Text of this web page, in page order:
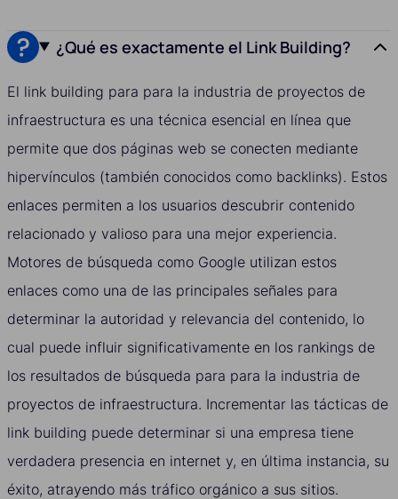
¿Qué es exactamente el Link Building?
El link building para para la industria de proyectos de
infraestructura es una técnica esencial en línea que
permite que dos páginas web se conecten mediante
hipervínculos (también conocidos como backlinks). Estos
enlaces permiten a los usuarios descubrir contenido
relacionado y valioso para una mejor experiencia.
Motores de búsqueda como Google utilizan estos
enlaces como una de las principales señales para
determinar la autoridad y relevancia del contenido, lo
cual puede influir significativamente en los rankings de
los resultados de búsqueda para para la industria de
proyectos de infraestructura. Incrementar las tácticas de
link building puede determinar si una empresa tiene
verdadera presencia en internet y, en última instancia, su
éxito, atrayendo más tráfico orgánico a sus sitios.